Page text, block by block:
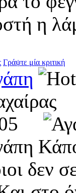
η
Γράψτε μία κριτική
δεν